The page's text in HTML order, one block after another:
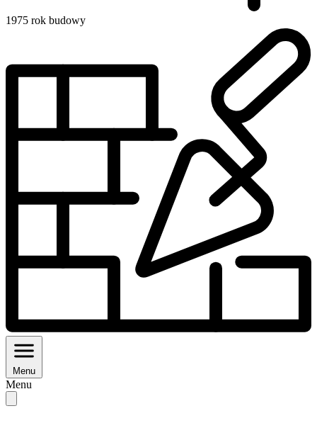
1975 rok budowy
Menu
Menu